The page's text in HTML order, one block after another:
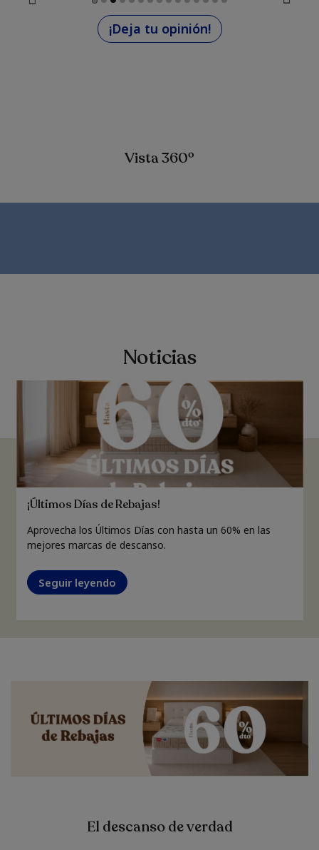
¡Deja tu opinión!
Vista 360º
Noticias
¡Últimos Días de Rebajas!
Aprovecha los Últimos Días con hasta un 60% en las
mejores marcas de descanso.
Seguir leyendo
El descanso de verdad